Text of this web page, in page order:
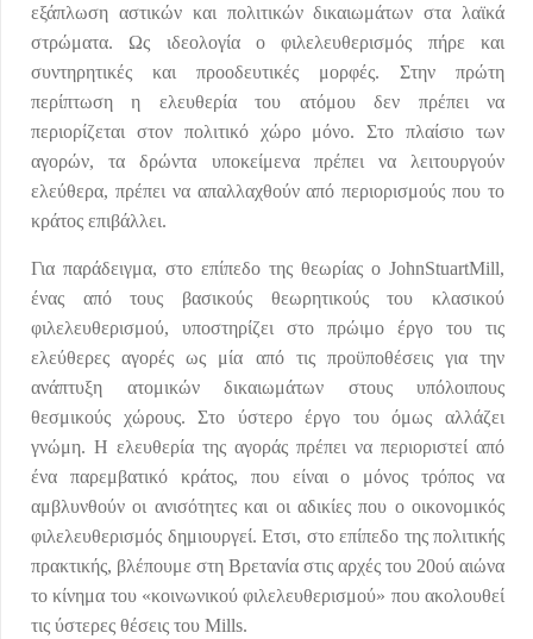
εξάπλωση αστικών και πολιτικών δικαιωμάτων στα λαϊκά
στρώματα. Ως ιδεολογία ο φιλελευθερισμός πήρε και
συντηρητικές και προοδευτικές μορφές. Στην πρώτη
περίπτωση η ελευθερία του ατόμου δεν πρέπει να
περιορίζεται στον πολιτικό χώρο μόνο. Στο πλαίσιο των
αγορών, τα δρώντα υποκείμενα πρέπει να λειτουργούν
ελεύθερα, πρέπει να απαλλαχθούν από περιορισμούς που το
κράτος επιβάλλει.
Για παράδειγμα, στο επίπεδο της θεωρίας ο JohnStuartMill,
ένας από τους βασικούς θεωρητικούς του κλασικού
φιλελευθερισμού, υποστηρίζει στο πρώιμο έργο του τις
ελεύθερες αγορές ως μία από τις προϋποθέσεις για την
ανάπτυξη ατομικών δικαιωμάτων στους υπόλοιπους
θεσμικούς χώρους. Στο ύστερο έργο του όμως αλλάζει
γνώμη. Η ελευθερία της αγοράς πρέπει να περιοριστεί από
ένα παρεμβατικό κράτος, που είναι ο μόνος τρόπος να
αμβλυνθούν οι ανισότητες και οι αδικίες που ο οικονομικός
φιλελευθερισμός δημιουργεί. Ετσι, στο επίπεδο της πολιτικής
πρακτικής, βλέπουμε στη Βρετανία στις αρχές του 20ού αιώνα
το κίνημα του «κοινωνικού φιλελευθερισμού» που ακολουθεί
τις ύστερες θέσεις του Mills.